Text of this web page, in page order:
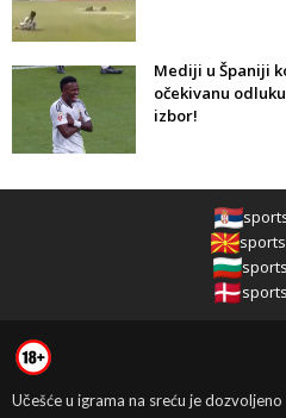
Mediji u Španiji
očekivanu
izbor!
Učešće u igrama na sreću je